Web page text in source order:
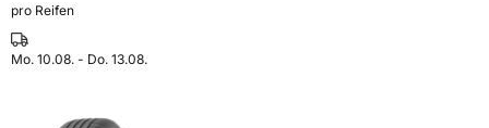
pro Reifen
Mo. 10.08. - Do. 13.08.